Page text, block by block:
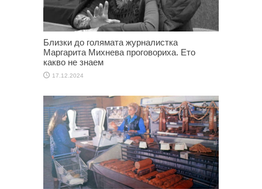
Близки до голямата журналистка
Маргарита Михнева проговориха. Ето
какво не знаем
17.12.2024